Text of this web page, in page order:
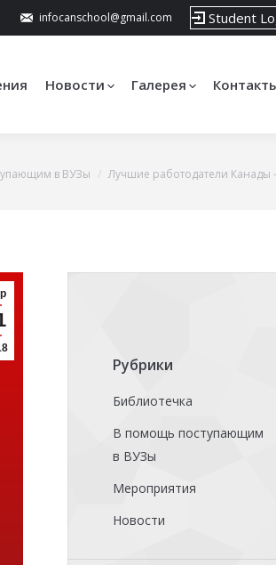
infocanschool@gmail.com Student
Новости Галерея
в ВУЗы Лучшие работодатели Канады
Рубрики
Библиотечка
В помощь поступающим
в ВУЗы
Мероприятия
Новости